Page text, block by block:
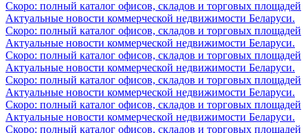
Скоро: полный каталог офисов, складов и торговых площадей
Актуальные новости коммерческой недвижимости Беларуси.
Скоро: полный каталог офисов, складов и торговых площадей
Актуальные новости коммерческой недвижимости Беларуси.
Скоро: полный каталог офисов, складов и торговых площадей
Актуальные новости коммерческой недвижимости Беларуси.
Скоро: полный каталог офисов, складов и торговых площадей
Актуальные новости коммерческой недвижимости Беларуси.
Скоро: полный каталог офисов, складов и торговых площадей
Актуальные новости коммерческой недвижимости Беларуси.
Скоро: полный каталог офисов, складов и торговых площадей